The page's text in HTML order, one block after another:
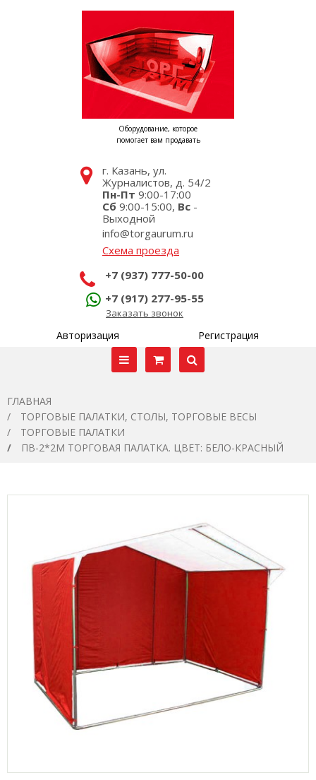
Оборудование, которое
помогает вам продавать
г. Казань, ул.
Журналистов, д. 54/2
Пн-Пт 9:00-17:00
Сб 9:00-15:00, Вс -
Выходной
info@torgaurum.ru
Схема проезда
+7 (937) 777-50-00
+7 (917) 277-95-55
Заказать звонок
Авторизация Регистрация
ГЛАВНАЯ
ТОРГОВЫЕ ПАЛАТКИ, СТОЛЫ, ТОРГОВЫЕ ВЕСЫ
ТОРГОВЫЕ ПАЛАТКИ
ПВ-2*2М ТОРГОВАЯ ПАЛАТКА. ЦВЕТ: БЕЛО-КРАСНЫЙ